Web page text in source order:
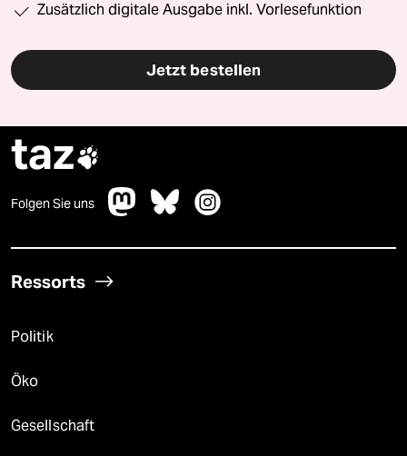
Zusätzlich digitale Ausgabe inkl. Vorlesefunktion
Jetzt bestellen
taz
Folgen Sie uns
Ressorts
Politik
Öko
Gesellschaft